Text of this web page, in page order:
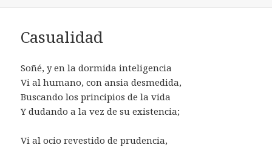
Casualidad
Soñé, y en la dormida inteligencia
Vi al humano, con ansia desmedida,
Buscando los principios de la vida
Y dudando a la vez de su existencia;
Vi al ocio revestido de prudencia,